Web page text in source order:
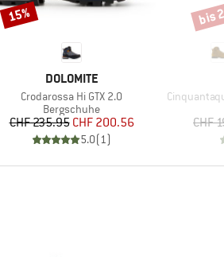
MARKE
DOLOMITE
Artikel
Crodarossa Hi GTX 2.0
Produktgruppe
Bergschuhe
Preis
CHF 235.95 reduzierter Preis
CHF 200.56
5.0( 1)
Rabatt
15%
Artikel
CHF
bis